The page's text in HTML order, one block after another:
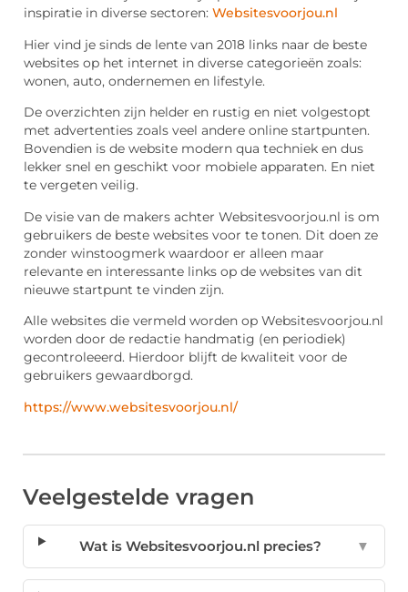
inspiratie in diverse sectoren: Websitesvoorjou.nl
Hier vind je sinds de lente van 2018 links naar de beste
websites op het internet in diverse categorieën zoals:
wonen, auto, ondernemen en lifestyle.
De overzichten zijn helder en rustig en niet volgestopt
met advertenties zoals veel andere online startpunten.
Bovendien is de website modern qua techniek en dus
lekker snel en geschikt voor mobiele apparaten. En niet
te vergeten veilig.
De visie van de makers achter Websitesvoorjou.nl is om
gebruikers de beste websites voor te tonen. Dit doen ze
zonder winstoogmerk waardoor er alleen maar
relevante en interessante links op de websites van dit
nieuwe startpunt te vinden zijn.
Alle websites die vermeld worden op Websitesvoorjou.nl
worden door de redactie handmatig (en periodiek)
gecontroleeerd. Hierdoor blijft de kwaliteit voor de
gebruikers gewaardborgd.
https://www.websitesvoorjou.nl/
Veelgestelde vragen
Wat is Websitesvoorjou.nl precies? ▼